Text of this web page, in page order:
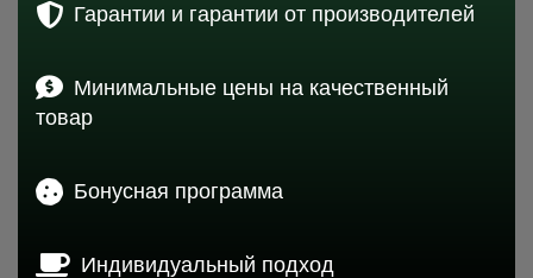
Гарантии и гарантии от производителей
Минимальные цены на качественный
товар
Бонусная программа
Индивидуальный подход